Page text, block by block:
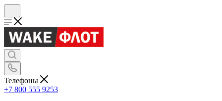
Телефоны
+7 800 555 9253